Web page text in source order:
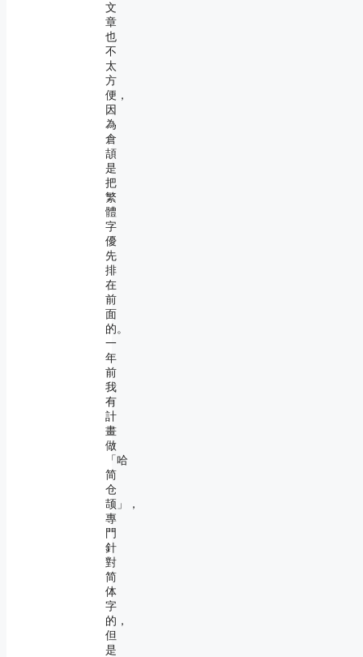
文
章
也
不
太
方
便，
因
為
倉
頡
是
把
繁
體
字
優
先
排
在
前
面
的。
一
年
前
我
有
計
畫
做
「哈
简
仓
颉」，
專
門
針
對
简
体
字
的，
但
是